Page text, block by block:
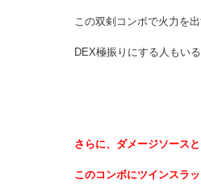
この双剣コンボで火力を
DEX極振りにする人もいる
さらに、ダメージソース
このコンボにツインスラ